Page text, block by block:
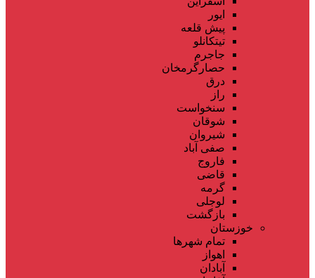
ایور
پیش قلعه
تیتکانلو
جاجرم
حصارگرمخان
درق
راز
سنخواست
شوقان
شیروان
صفی آباد
فاروج
قاضی
گرمه
لوجلی
بازگشت
خوزستان
تمام شهر‌ها
اهواز
آبادان